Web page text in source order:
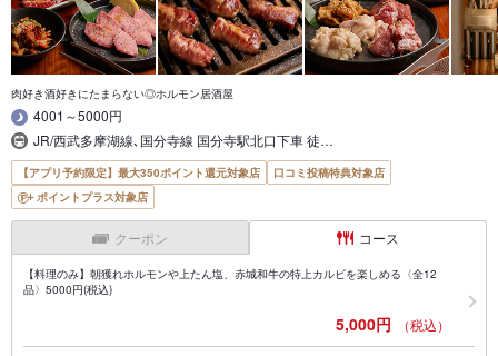
肉好き酒好きにたまらない◎ホルモン居酒屋
4001～5000円
JR/西武多摩湖線､国分寺線 国分寺駅北口下車 徒…
【アプリ予約限定】最大350ポイント還元対象店
口コミ投稿特典対象店
ポイントプラス対象店
クーポン コース
【料理のみ】朝獲れホルモンや上たん塩、赤城和牛の特上カルビを楽しめる〈全12
品〉5000円(税込)
5,000円 （税込）